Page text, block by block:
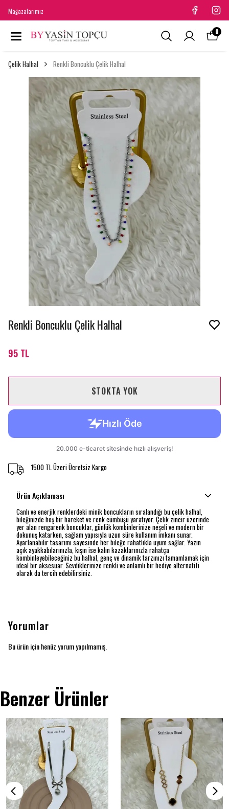
Mağazalarımız
0
Çelik Halhal Renkli Boncuklu Çelik Halhal
Renkli Boncuklu Çelik Halhal
95 TL
STOKTA YOK
1500 TL Üzeri Ücretsiz Kargo
Ürün Açıklaması
Canlı ve enerjik renklerdeki minik boncukların sıralandığı bu çelik halhal,
bileğinizde hoş bir hareket ve renk cümbüşü yaratıyor. Çelik zincir üzerinde
yer alan rengarenk boncuklar, günlük kombinlerinize neşeli ve modern bir
dokunuş katarken, sağlam yapısıyla uzun süre kullanım imkanı sunar.
Ayarlanabilir tasarımı sayesinde her bileğe rahatlıkla uyum sağlar. Yazın
açık ayakkabılarınızla, kışın ise kalın kazaklarınızla rahatça
kombinleyebileceğiniz bu halhal, genç ve dinamik tarzınızı tamamlamak için
ideal bir aksesuar. Sevdiklerinize renkli ve anlamlı bir hediye alternatifi
olarak da tercih edebilirsiniz.
Yorumlar
Bu ürün için henüz yorum yapılmamış.
Benzer Ürünler